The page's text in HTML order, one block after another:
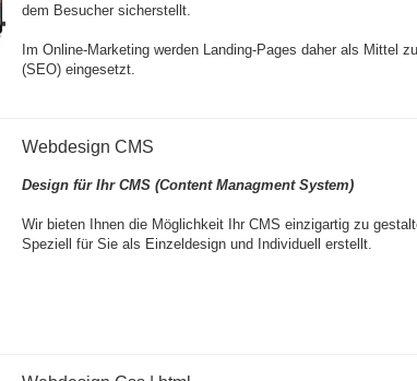
dem Besucher sicherstellt.
Im Online-Marketing werden Landing-Pages daher als Mittel
(SEO) eingesetzt.
Webdesign CMS
Design für Ihr CMS (Content Managment System)
Wir bieten Ihnen die Möglichkeit Ihr CMS einzigartig zu
Speziell für Sie als Einzeldesign und Individuell erstellt.